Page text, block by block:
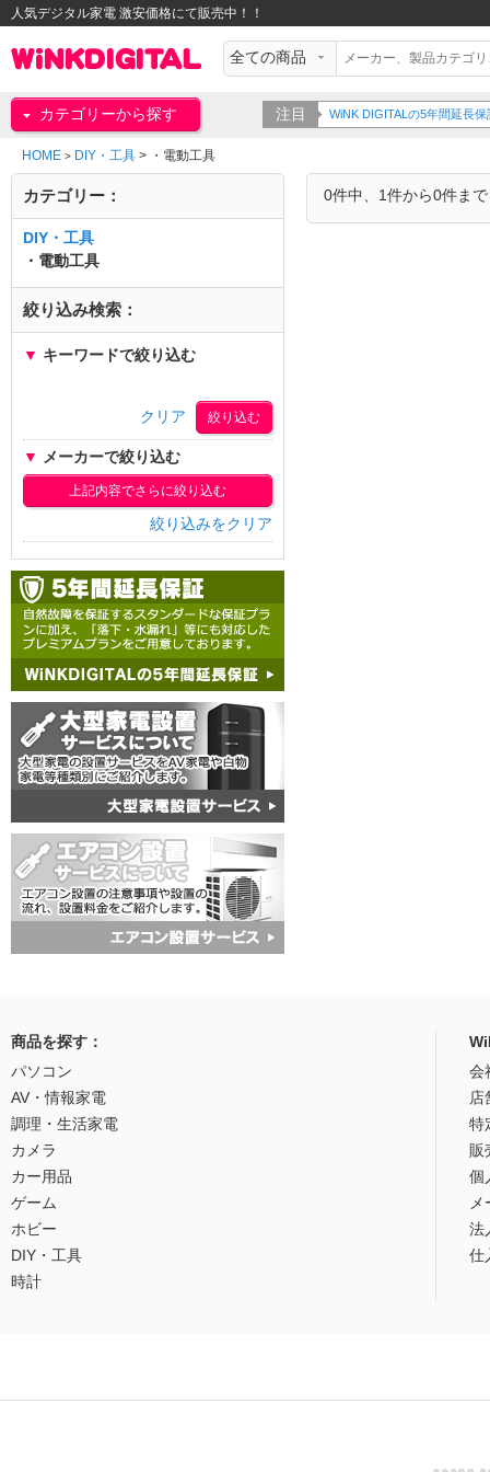
人気デジタル家電 激安価格にて販売中！！
カテゴリーから探す 注目 WiNK DIGITALの5年間延長
HOME > DIY・工具 > ・電動工具
0件中、1件から0件ま
カテゴリー：
DIY・工具
・電動工具
絞り込み検索：
▼ キーワードで絞り込む
クリア
▼ メーカーで絞り込む
上記内容でさらに絞り込む
絞り込みをクリア
商品を探す：
パソコン
AV・情報家電
調理・生活家電
カメラ
カー用品
ゲーム
ホビー
DIY・工具
時計
会
店
特
販
個
メ
法
仕